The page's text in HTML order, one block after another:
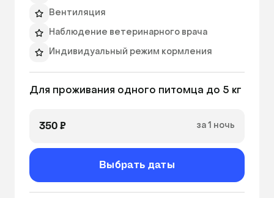
Вентиляция
Наблюдение ветеринарного врача
Индивидуальный режим кормления
Уборка 2 раза в день
Для проживания одного питомца до 5 кг
350 ₽ за 1 ночь
Выбрать даты